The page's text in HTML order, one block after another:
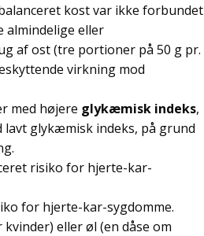
kost var ikke forbundet
almindelige eller
af ost (tre portioner på 50 g pr.
virkning mod
med højere glykæmisk indeks,
lavt glykæmisk indeks, på grund
risiko for hjerte-kar-
for hjerte-kar-sygdomme.
eller øl (en dåse om